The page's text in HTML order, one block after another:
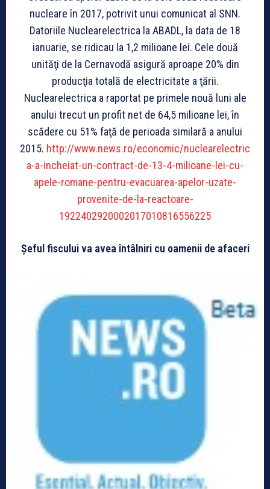
nucleare în 2017, potrivit unui comunicat al SNN.
Datoriile Nuclearelectrica la ABADL, la data de 18
ianuarie, se ridicau la 1,2 milioane lei. Cele două
unităţi de la Cernavodă asigură aproape 20% din
producţia totală de electricitate a ţării.
Nuclearelectrica a raportat pe primele nouă luni ale
anului trecut un profit net de 64,5 milioane lei, în
scădere cu 51% faţă de perioada similară a anului
2015. http://www.news.ro/economic/nuclearelectric
a-a-incheiat-un-contract-de-13-4-milioane-lei-cu-
apele-romane-pentru-evacuarea-apelor-uzate-
provenite-de-la-reactoare-
1922402920002017010816556225
Șeful fiscului va avea întâlniri cu oamenii de afaceri